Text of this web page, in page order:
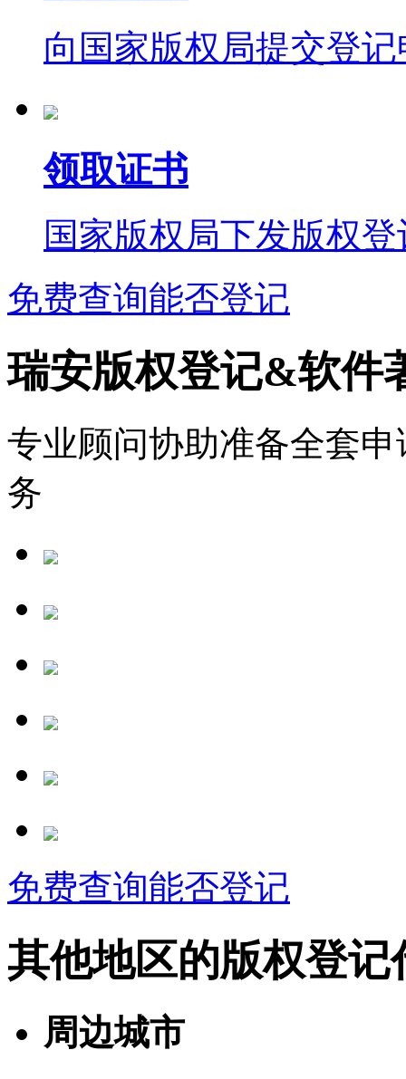
向国家版权局提交登记
领取证书
国家版权局下发版权
免费查询能否登记
瑞安版权登记&软件
专业顾问协助准备全套
务
免费查询能否登记
其他地区的版权登记
周边城市